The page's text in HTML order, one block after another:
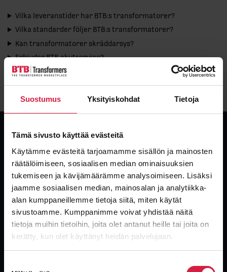
Suostumus Yksityiskohdat Tietoja
Tämä sivusto käyttää evästeitä
Käytämme evästeitä tarjoamamme sisällön ja mainosten
räätälöimiseen, sosiaalisen median ominaisuuksien
tukemiseen ja kävijämäärämme analysoimiseen. Lisäksi
jaamme sosiaalisen median, mainosalan ja analytiikka-
alan kumppaneillemme tietoja siitä, miten käytät
sivustoamme. Kumppanimme voivat yhdistää näitä
tietoja muihin tietoihin, joita olet antanut heille tai joita on
kerätty, kun olet käyttänyt heidän palvelujaan.
Vilka leveranstider har BTB:s transformatorer?
Vilka standarder följer BTB:s transformatorer?
Kan transformatorer skräddarsys?
Erbjuder BTB akutservice?
Kan man köpa begagnade transformatorer från BTB?
Vilka certifieringar har BTB?
överskotts-transformatorer med industrins snabbaste leveranser.